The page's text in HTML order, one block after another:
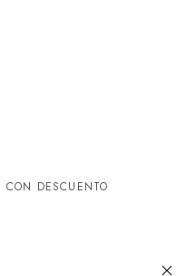
CON DESCUENTO